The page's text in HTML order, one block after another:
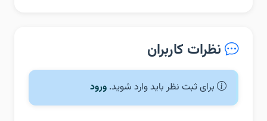
نظرات کاربران
برای ثبت نظر باید وارد شوید. ورود